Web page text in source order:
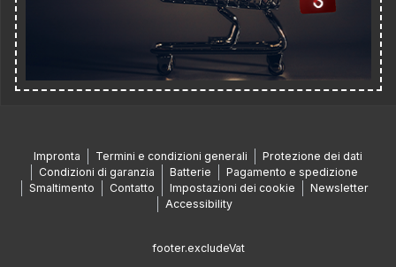
Impronta Termini e condizioni generali
Protezione dei dati
Condizioni di garanzia
Batterie
Pagamento e spedizione
Smaltimento
Contatto Impostazioni dei cookie
Newsletter
Accessibility
footer.excludeVat